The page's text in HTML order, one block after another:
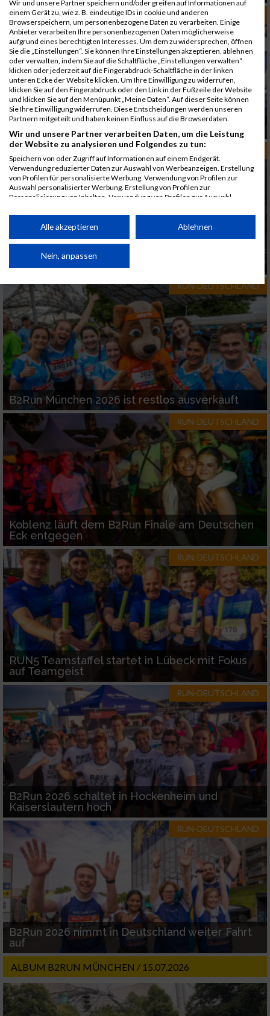
RUN-DEUTSCHLAND
B2Run Dillingen feiert 20 Jahre Firmenlauf im
Saarland
RUN-DEUTSCHLAND
B2Run München begeistert im Olympiapark
RUN-DEUTSCHLAND
B2Run München 2026 ist restlos ausverkauft
RUN-DEUTSCHLAND
Koblenz läuft dem B2Run Finale am Deutschen
Eck entgegen
RUN-DEUTSCHLAND
RUN5 Teamstaffel startet in Lübeck mit Fokus
auf Teamgeist
RUN-DEUTSCHLAND
B2Run 2026 schaltet in Hockenheim und
Kaiserslautern hoch
RUN-DEUTSCHLAND
B2Run 2026 nimmt in Deutschland weiter Fahrt
auf
ALBUM B2RUN MÜNCHEN / 15.07.2026
Wir und unsere Partner speichern und/oder greifen auf Informationen auf
einem Gerät zu, wie z. B. eindeutige IDs in cookie und anderen
Browserspeichern, um personenbezogene Daten zu verarbeiten. Einige
Anbieter verarbeiten Ihre personenbezogenen Daten möglicherweise
aufgrund eines berechtigten Interesses. Um dem zu widersprechen, öffnen
Sie die „Einstellungen“. Sie können Ihre Einstellungen akzeptieren, ablehnen
oder verwalten, indem Sie auf die Schaltfläche „Einstellungen verwalten“
klicken oder jederzeit auf die Fingerabdruck-Schaltfläche in der linken
unteren Ecke der Website klicken. Um Ihre Einwilligung zu widerrufen,
klicken Sie auf den Fingerabdruck oder den Link in der Fußzeile der Website
und klicken Sie auf den Menüpunkt „Meine Daten“. Auf dieser Seite können
Sie Ihre Einwilligung widerrufen. Diese Entscheidungen werden unseren
Partnern mitgeteilt und haben keinen Einfluss auf die Browserdaten.
Wir und unsere Partner verarbeiten Daten, um die Leistung
der Website zu analysieren und Folgendes zu tun:
Speichern von oder Zugriff auf Informationen auf einem Endgerät.
Verwendung reduzierter Daten zur Auswahl von Werbeanzeigen. Erstellung
von Profilen für personalisierte Werbung. Verwendung von Profilen zur
Auswahl personalisierter Werbung. Erstellung von Profilen zur
Personalisierung von Inhalten. Verwendung von Profilen zur Auswahl
Performance von Inhalten. Analyse von Zielgruppen durch Statistiken oder
Kombinationen von Daten aus verschiedenen Quellen. Entwicklung und
von Inhalten.
Daten können außerhalb der Europäischen Union weitergegeben und in die
Website/App.
Partnerliste anzeigen (1 IAB-Anbieter)
Wir nutzen Ihre Daten für folgende Zwecke:
IAB-Verarbeitungszwecke:
Speichern von oder Zugriff auf Informationen
auf einem Endgerät
Verwendung reduzierter Daten zur Auswahl
von Werbeanzeigen
Erstellung von Profilen für personalisierte
Werbung
Verwendung von Profilen zur Auswahl
personalisierter Werbung
Erstellung von Profilen zur Personalisierung
von Inhalten
Verwendung von Profilen zur Auswahl
personalisierter Inhalte
Messung der Werbeleistung
Messung der Performance von Inhalten
Analyse von Zielgruppen durch Statistiken
oder Kombinationen von Daten aus
verschiedenen Quellen
Entwicklung und Verbesserung der Angebote
Verwendung reduzierter Daten zur Auswahl
von Inhalten
IAB-Besonderheiten:
Verwendung genauer Standortdaten
Geräte anhand von aktiv angeforderten
Informationen identifizieren
Nicht-IAB-Verarbeitungszwecke:
Notwendig
Performance
Funktional
Werbung
Alle akzeptieren Ablehnen
Nein, anpassen